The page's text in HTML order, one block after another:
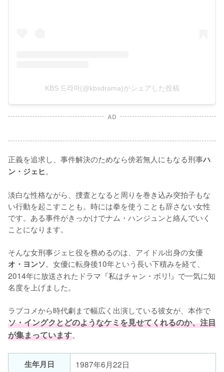
KBS 드라마(@kbsdrama)がシェアした投稿
AD
正義を追求し、事件解決のためなら傍若無人にもなる刑事ハ
ン・ジェヒ。
淡白な性格ながら、捜査となると周りを巻き込み突拍子もな
い行動を起こすことも。時には拳を使うことも辞さない女性
です。ある事件がきっかけでナム・ハンジュンと絡んでいく
ことになります。
そんな女刑事ジェヒ役を務めるのは、アイドル出身の女優
オ・ヨンソ。女優に転身後10年という長い下積みを経て、
2014年に放送されたドラマ『私はチャン・ボリ!』で一気に知
名度を上げました。
ラブコメから時代劇まで幅広く出演している彼女が、本作で
ソ・イングクとどのようなケミを見せてくれるのか、注目
が集まっています。
生年月日
1987年6月22日